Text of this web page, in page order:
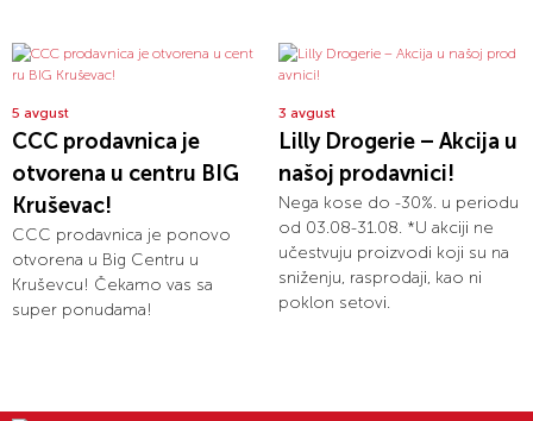
5 avgust
CCC prodavnica je
otvorena u centru BIG
Kruševac!
CCC prodavnica je ponovo
otvorena u Big Centru u
Kruševcu! Čekamo vas sa
super ponudama!
3 avgust
Lilly Drogerie – Akcija u
našoj prodavnici!
Nega kose do -30%. u periodu
od 03.08-31.08. *U akciji ne
učestvuju proizvodi koji su na
sniženju, rasprodaji, kao ni
poklon setovi.